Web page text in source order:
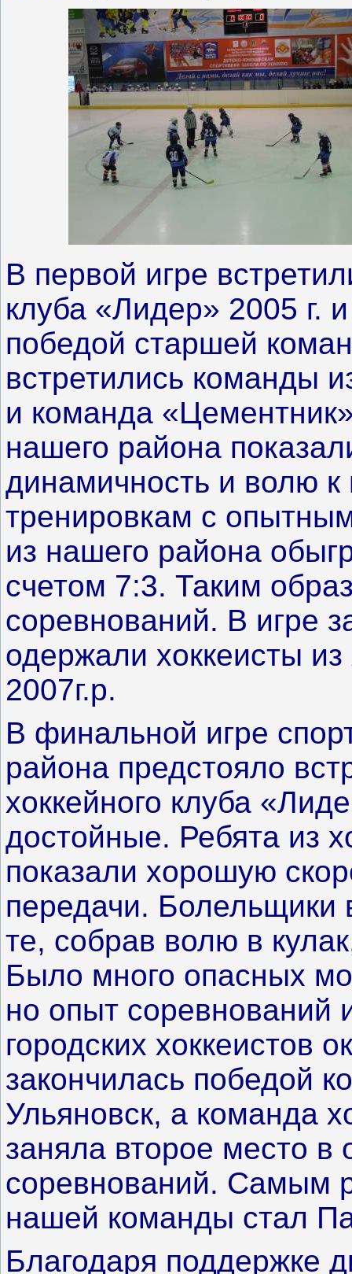
В первой игре
клуба «Лидер» 2005 г.
победой старшей
встретились команды
и команда
нашего района
динамичность и волю
тренировкам с
из нашего района
счетом 7:3. Таким
соревнований. В игре
одержали хоккеисты
2007г.р.
В финальной игре
района предстояло
хоккейного клуба
достойные. Ребята из
показали хорошую
передачи. Болельщики
те, собрав волю в
Было много опасных
но опыт соревнований
городских хоккеистов
закончилась победой
Ульяновск, а команда
заняла второе место в
соревнований. Самым
нашей команды стал
Благодаря поддержке